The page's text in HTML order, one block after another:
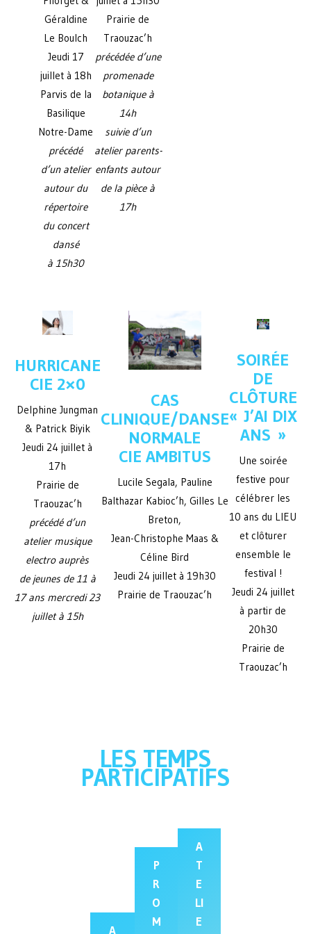
Géraldine
Le Boulch
Jeudi 17
juillet à 18h
Parvis de la
Basilique
Notre-Dame
précédé
d’un atelier
autour du
répertoire
du concert
dansé
à 15h30
Prairie de
Traouzac’h
précédée d’une
promenade
botanique à
14h
suivie d’un
atelier parents-
enfants autour
de la pièce à
17h
HURRICANE
CIE 2×0
Delphine Jungman
& Patrick Biyik
Jeudi 24 juillet à
17h
Prairie de
Traouzac’h
précédé d’un
atelier musique
electro auprès
de jeunes de 11 à
17 ans mercredi 23
juillet à 15h
CAS
CLINIQUE/DANSE
NORMALE
CIE AMBITUS
Lucile Segala, Pauline
Balthazar Kabioc’h, Gilles Le
Breton,
Jean-Christophe Maas &
Céline Bird
Jeudi 24 juillet à 19h30
Prairie de Traouzac’h
SOIRÉE
DE
CLÔTURE
« J’AI DIX
ANS »
Une soirée
festive pour
célébrer les
10 ans du LIEU
et clôturer
ensemble le
festival !
Jeudi 24 juillet
à partir de
20h30
Prairie de
Traouzac’h
LES TEMPS
PARTICIPATIFS
A
P
R
O
M
A
T
E
LI
E